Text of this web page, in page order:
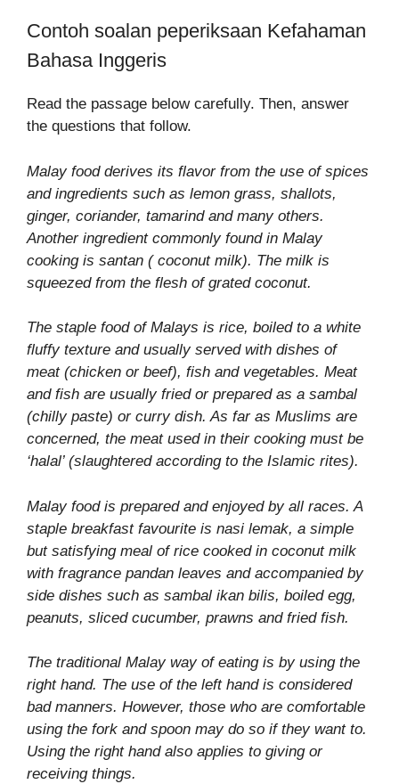
Contoh soalan peperiksaan Kefahaman
Bahasa Inggeris
Read the passage below carefully. Then, answer
the questions that follow.
Malay food derives its flavor from the use of spices
and ingredients such as lemon grass, shallots,
ginger, coriander, tamarind and many others.
Another ingredient commonly found in Malay
cooking is santan ( coconut milk). The milk is
squeezed from the flesh of grated coconut.
The staple food of Malays is rice, boiled to a white
fluffy texture and usually served with dishes of
meat (chicken or beef), fish and vegetables. Meat
and fish are usually fried or prepared as a sambal
(chilly paste) or curry dish. As far as Muslims are
concerned, the meat used in their cooking must be
‘halal’ (slaughtered according to the Islamic rites).
Malay food is prepared and enjoyed by all races. A
staple breakfast favourite is nasi lemak, a simple
but satisfying meal of rice cooked in coconut milk
with fragrance pandan leaves and accompanied by
side dishes such as sambal ikan bilis, boiled egg,
peanuts, sliced cucumber, prawns and fried fish.
The traditional Malay way of eating is by using the
right hand. The use of the left hand is considered
bad manners. However, those who are comfortable
using the fork and spoon may do so if they want to.
Using the right hand also applies to giving or
receiving things.